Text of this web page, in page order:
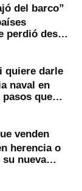
del barco”
perdió desde
quiere darle
naval en
que
venden
herencia o
nueva